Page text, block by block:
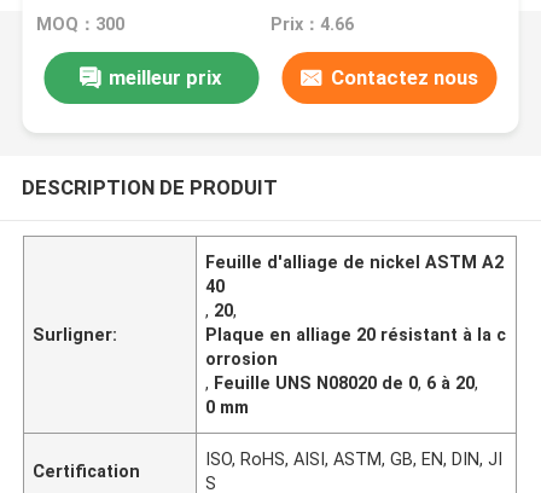
mm pour la découpe au laser
MOQ：300 Prix：4.66
meilleur prix Contactez nous
DESCRIPTION DE PRODUIT
Surligner:
Feuille d'alliage de nickel ASTM A2
40
, 20,
Plaque en alliage 20 résistant à la c
orrosion
, Feuille UNS N08020 de 0, 6 à 20,
0 mm
Certification
ISO, RoHS, AISI, ASTM, GB, EN, DIN, JI
S